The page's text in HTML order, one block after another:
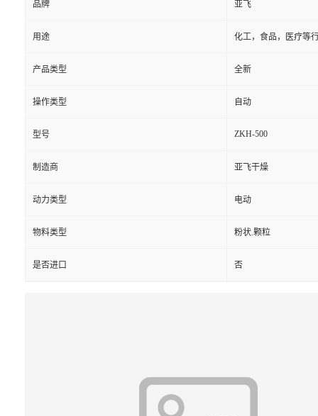
品牌 亚飞
用途 化工，食品，医疗等
产品类型 全新
操作类型 自动
型号 ZKH-500
制造商 亚飞干燥
动力类型 电动
物料类型 粉状.颗粒
是否进口 否